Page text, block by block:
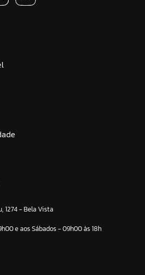
1274 - Bela Vista
e aos Sábados - 09h00 às 18h